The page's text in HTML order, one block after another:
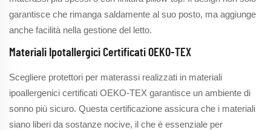
garantisce che rimanga saldamente al suo posto, ma aggiunge
anche facilità nella gestione del letto.
Materiali Ipotallergici Certificati OEKO-TEX
Scegliere protettori per materassi realizzati in materiali
ipoallergenici certificati OEKO-TEX garantisce un ambiente di
sonno più sicuro. Questa certificazione assicura che i materiali
siano liberi da sostanze nocive, il che è essenziale per